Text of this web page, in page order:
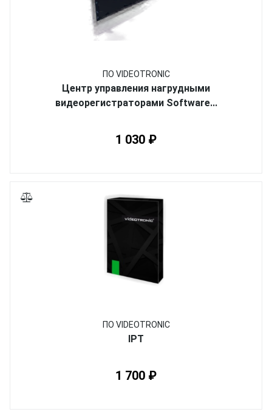
ПО VIDEOTRONIC
Центр управления нагрудными
видеорегистраторами Software...
1 030 ₽
ПО VIDEOTRONIC
IPT
1 700 ₽